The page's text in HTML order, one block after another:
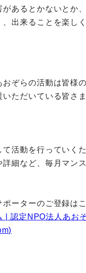
があるとかないとか
、出来ることを楽し
ぞらの活動は皆様
いただいている皆さ
活動を行っていく
詳細など、毎月マン
ーターのご登録は
| 認定NPO法人あお